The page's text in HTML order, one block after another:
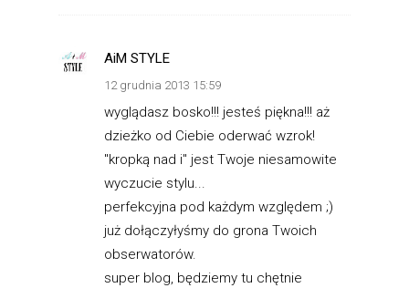
AiM STYLE
12 grudnia 2013 15:59
wyglądasz bosko!!! jesteś piękna!!! aż
dzieżko od Ciebie oderwać wzrok!
"kropką nad i" jest Twoje niesamowite
wyczucie stylu...
perfekcyjna pod każdym względem ;)
już dołączyłyśmy do grona Twoich
obserwatorów.
super blog, będziemy tu chętnie